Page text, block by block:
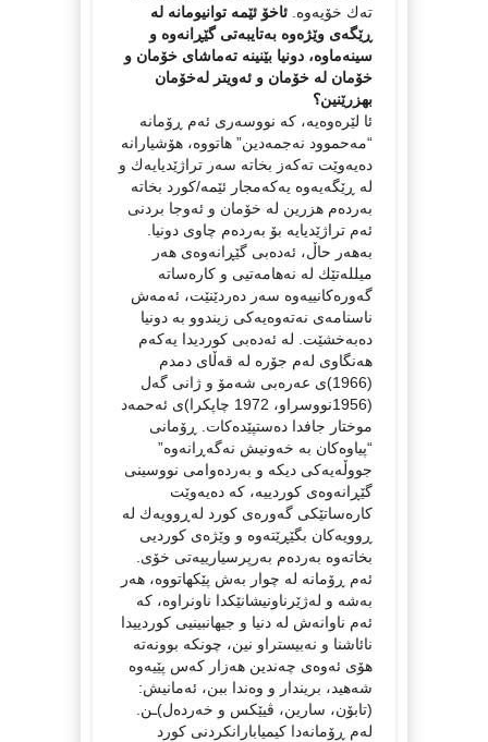
ته‌ك خۆیه‌وه‌. ئاخۆ ئێمە توانیومانە لە
ڕێگەی وێژه‌وه‌ بەتایبەتی گێڕانەوە و
سینه‌ماوه‌، دونیا بێنینە تەماشای خۆمان و
خۆمان له‌ خۆمان و ئه‌ویتر له‌خۆمان
بهزرێنین؟
ئا لێره‌وه‌یه‌، كه‌ نووسه‌ری ئه‌م ڕۆمانه
“مه‌حموود نه‌جمه‌دین”‌ هاتووه‌، هۆشیارانه‌
ده‌یه‌وێت ته‌كه‌ز بخاته‌ سه‌ر تراژێدیایه‌ك و
له‌ ڕێگه‌یه‌وه‌ یه‌كه‌مجار ئێمه‌/كورد بخاته‌
به‌رده‌م هزرین له‌ خۆمان و ئه‌وجا بردنی
ئه‌م تراژێدیایه‌ بۆ به‌رده‌م چاوی دونیا.‌
به‌هه‌ر حاڵ، ئه‌ده‌بی گێڕانه‌وه‌ی هه‌ر
میلله‌تێك له‌ نه‌هامه‌تیی و كاره‌ساته‌
گه‌وره‌كانییه‌وه‌ سه‌ر ده‌ردێنێت، ئه‌مه‌ش
ناسنامه‌ی نه‌ته‌وه‌یه‌كی زیندوو به‌ دونیا
ده‌به‌خشێت. له‌ ئه‌ده‌بی كوردیدا یه‌كه‌م
هه‌نگاوی له‌م جۆره‌ له‌ قه‌ڵای دمدم
(1966)ی عه‌ره‌بی شه‌مۆ و ژانی گه‌ل
(1956نووسراو، 1972 چاپكرا)ی ئه‌حمه‌د
موختار جافدا ده‌ستپێده‌كات. ڕۆمانی
“پیاوه‌كان به‌ خه‌ونیش نه‌گه‌ڕانه‌وه‌”
جووڵه‌یه‌كی دیكه‌ و به‌رده‌وامی نووسینی
گێڕانه‌وه‌ی كوردییه‌،‌ كه‌ ده‌یه‌وێت
كاره‌ساتێكی گه‌وره‌ی كورد له‌ڕوویه‌ك له‌
ڕوویه‌كان بگێڕێته‌وه‌ و وێژه‌ی كوردیی
بخاته‌وه‌ به‌رده‌م به‌رپرسیارییه‌تی خۆی.
ئه‌م ڕۆمانه‌ له‌ چوار به‌ش پێكهاتووه‌، هه‌ر
به‌شه‌ و له‌ژێرناونیشانێكدا ناونراوه‌، كه‌
ئه‌م ناوانه‌ش له‌ دنیا و جیهانبینیی كوردییدا
نائاشنا و نه‌بیستراو نین، چونكه‌ بوونه‌ته‌
هۆی ئه‌وه‌ی چه‌ندین هه‌زار كه‌س پێیه‌وه‌
شه‌هید، بریندار و وه‌ندا ببن، ئه‌مانیش:
(تابۆن، سارین، ڤیێكس و خه‌رده‌ل)ـن.
له‌م ڕۆمانه‌دا كیمیابارانكردنی كورد